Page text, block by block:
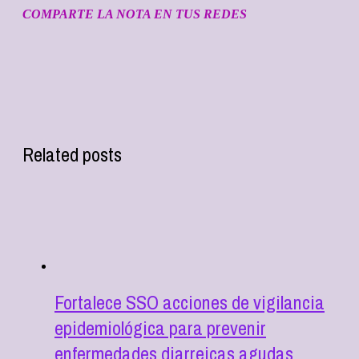
COMPARTE LA NOTA EN TUS REDES
Related posts
Fortalece SSO acciones de vigilancia
epidemiológica para prevenir
enfermedades diarreicas agudas